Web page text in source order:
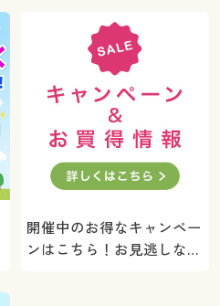
開催中のお得なキャンペー
ンはこちら！お見逃しな